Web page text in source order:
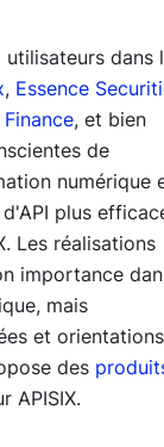
utilisateurs dans
, Essence
, et bien
de
numérique
plus
Les réalisations
importance
mais
et orientations
des
APISIX.